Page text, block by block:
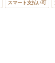
スマート支払い可